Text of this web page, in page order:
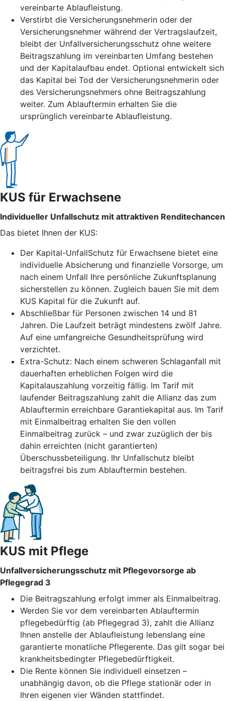
vereinbarte Ablaufleistung.
Verstirbt die Versicherungsnehmerin oder der
Versicherungsnehmer während der Vertragslaufzeit,
bleibt der Unfallversicherungsschutz ohne weitere
Beitragszahlung im vereinbarten Umfang bestehen
und der Kapitalaufbau endet. Optional entwickelt sich
das Kapital bei Tod der Versicherungsnehmerin oder
des Versicherungsnehmers ohne Beitragszahlung
weiter. Zum Ablauftermin erhalten Sie die
ursprünglich vereinbarte Ablaufleistung.
KUS für Erwachsene
Individueller Unfallschutz mit attraktiven Renditechancen
Das bietet Ihnen der KUS:
Der Kapital-UnfallSchutz für Erwachsene bietet eine
individuelle Absicherung und finanzielle Vorsorge, um
nach einem Unfall Ihre persönliche Zukunftsplanung
sicherstellen zu können. Zugleich bauen Sie mit dem
KUS Kapital für die Zukunft auf.
Abschließbar für Personen zwischen 14 und 81
Jahren. Die Laufzeit beträgt mindestens zwölf Jahre.
Auf eine umfangreiche Gesundheitsprüfung wird
verzichtet.
Extra-Schutz: Nach einem schweren Schlaganfall mit
dauerhaften erheblichen Folgen wird die
Kapitalauszahlung vorzeitig fällig. Im Tarif mit
laufender Beitragszahlung zahlt die Allianz das zum
Ablauftermin erreichbare Garantiekapital aus. Im Tarif
mit Einmalbeitrag erhalten Sie den vollen
Einmalbeitrag zurück – und zwar zuzüglich der bis
dahin erreichten (nicht garantierten)
Überschussbeteiligung. Ihr Unfallschutz bleibt
beitragsfrei bis zum Ablauftermin bestehen.
KUS mit Pflege
Unfallversicherungsschutz mit Pflegevorsorge ab
Pflegegrad 3
Die Beitragszahlung erfolgt immer als Einmalbeitrag.
Werden Sie vor dem vereinbarten Ablauftermin
pflegebedürftig (ab Pflegegrad 3), zahlt die Allianz
Ihnen anstelle der Ablaufleistung lebenslang eine
garantierte monatliche Pflegerente. Das gilt sogar bei
krankheitsbedingter Pflegebedürftigkeit.
Die Rente können Sie individuell einsetzen –
unabhängig davon, ob die Pflege stationär oder in
Ihren eigenen vier Wänden stattfindet.